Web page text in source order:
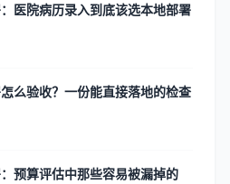
医院病历录入到底该选本地部署
么验收？一份能直接落地的检查
预算评估中那些容易被漏掉的